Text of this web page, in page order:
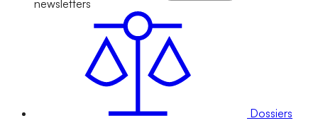
newsletters
Dossiers